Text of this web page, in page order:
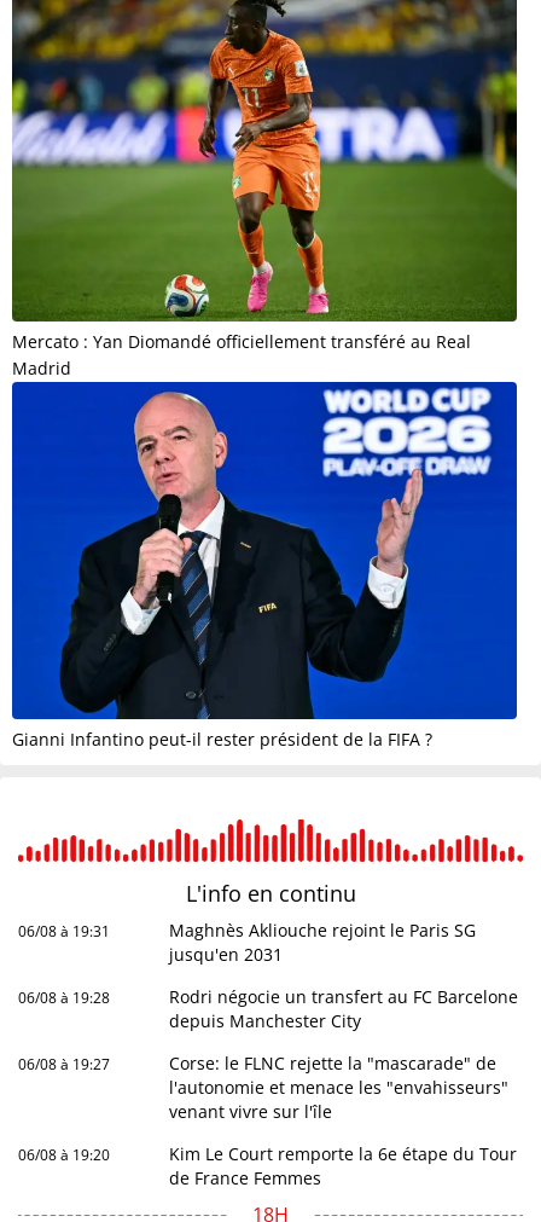
Mercato : Yan Diomandé officiellement transféré au Real
Madrid
Gianni Infantino peut-il rester président de la FIFA ?
L'info en continu
06/08 à 19:31
Maghnès Akliouche rejoint le Paris SG
jusqu'en 2031
06/08 à 19:28
Rodri négocie un transfert au FC Barcelone
depuis Manchester City
06/08 à 19:27
Corse: le FLNC rejette la "mascarade" de
l'autonomie et menace les "envahisseurs"
venant vivre sur l'île
06/08 à 19:20
Kim Le Court remporte la 6e étape du Tour
de France Femmes
18H